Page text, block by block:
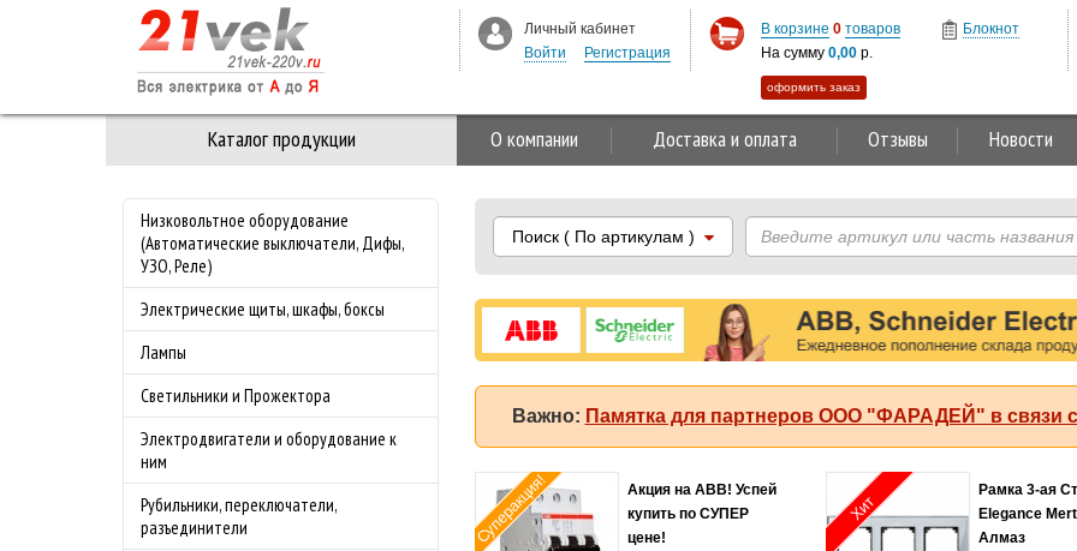
Каталог продукции О компании Доставка и оплата Отзывы Новости
Низковольтное оборудование
(Автоматические выключатели, Дифы,
УЗО, Реле)
Электрические щиты, шкафы, боксы
Лампы
Светильники и Прожектора
Электродвигатели и оборудование к
ним
Рубильники, переключатели,
разъединители
Поиск( По артикулам )
Важно: Памятка для партнеров ООО "ФАРАДЕЙ" в связи
предложение на
Хит
Соединитель 2,5мм2
оранжевый Legrand
Capvis
Хит продаж!
Автомат
MS116-4.0 50
регулируемой
Личный кабинет
Войти
Регистрация
В корзине 0 товаров
На сумму 0,00 р.
оформить заказ
Блокнот